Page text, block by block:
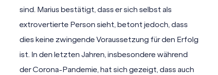
sind. Marius bestätigt, dass er sich selbst als
extrovertierte Person sieht, betont jedoch, dass
dies keine zwingende Voraussetzung für den Erfolg
ist. In den letzten Jahren, insbesondere während
der Corona-Pandemie, hat sich gezeigt, dass auch